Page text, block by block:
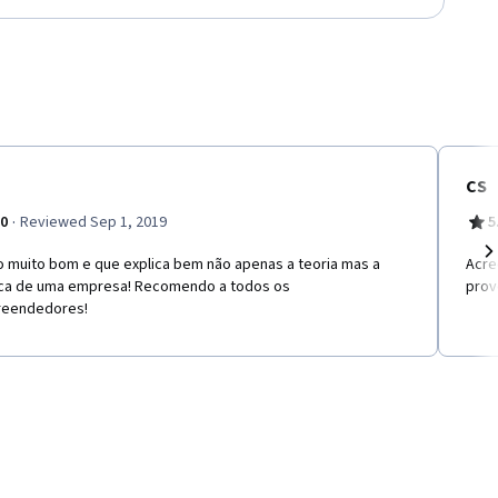
· Reviewed Sep 1, 2019
muito bom e que explica bem não apenas a teoria mas a
de uma empresa! Recomendo a todos os
CS